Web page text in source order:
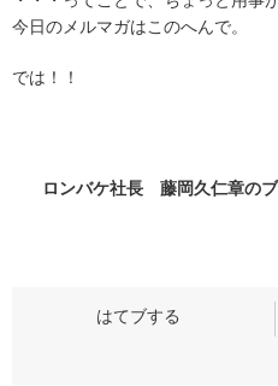
今日のメルマガはこのへんで。
では！！
ロンバケ社長 藤岡久仁章の